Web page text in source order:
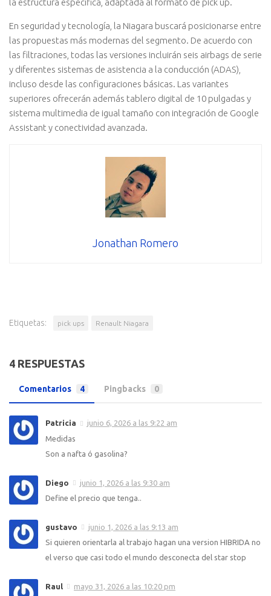
la estructura específica, adaptada al formato de pick up.
En seguridad y tecnología, la Niagara buscará posicionarse entre
las propuestas más modernas del segmento. De acuerdo con
las filtraciones, todas las versiones incluirán seis airbags de serie
y diferentes sistemas de asistencia a la conducción (ADAS),
incluso desde las configuraciones básicas. Las variantes
superiores ofrecerán además tablero digital de 10 pulgadas y
sistema multimedia de igual tamaño con integración de Google
Assistant y conectividad avanzada.
Jonathan Romero
Etiquetas: pick ups Renault Niagara
4 RESPUESTAS
Comentarios 4 Pingbacks 0
Patricia
junio 6, 2026 a las 9:22 am
Medidas
Son a nafta ó gasolina?
Diego
junio 1, 2026 a las 9:30 am
Define el precio que tenga..
gustavo
junio 1, 2026 a las 9:13 am
Si quieren orientarla al trabajo hagan una version HIBRIDA no
el verso que casi todo el mundo desconecta del star stop
Raul
mayo 31, 2026 a las 10:20 pm